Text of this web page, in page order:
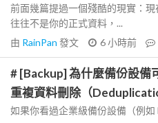
前面幾篇提過一個殘酷的現實：
往往不是你的正式資料，...
由 RainPan 發文 6 小時前
# [Backup] 為什麼備份設備
重複資料刪除（
如果你看過企業級備份設備（例